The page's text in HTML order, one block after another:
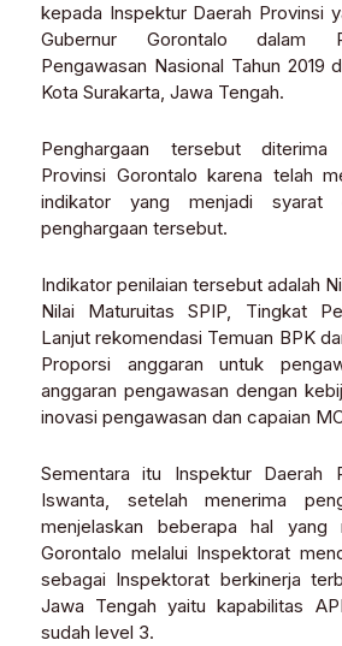
kepada Inspektur Daerah Provinsi
Gubernur Gorontalo dalam
Pengawasan Nasional Tahun 2019
Kota Surakarta, Jawa Tengah.
Penghargaan tersebut
Provinsi Gorontalo karena telah
indikator yang menjadi syarat
penghargaan tersebut.
Indikator penilaian tersebut adalah
Nilai Maturuitas SPIP, Tingkat
Lanjut rekomendasi Temuan BPK
Proporsi anggaran untuk
anggaran pengawasan dengan
inovasi pengawasan dan capaian
Sementara itu Inspektur Daerah
Iswanta, setelah menerima
menjelaskan beberapa hal yang
Gorontalo melalui Inspektorat
sebagai Inspektorat berkinerja
Jawa Tengah yaitu kapabilitas
sudah level 3.